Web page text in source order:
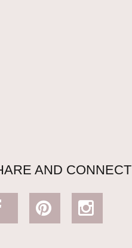
AND CONNECT